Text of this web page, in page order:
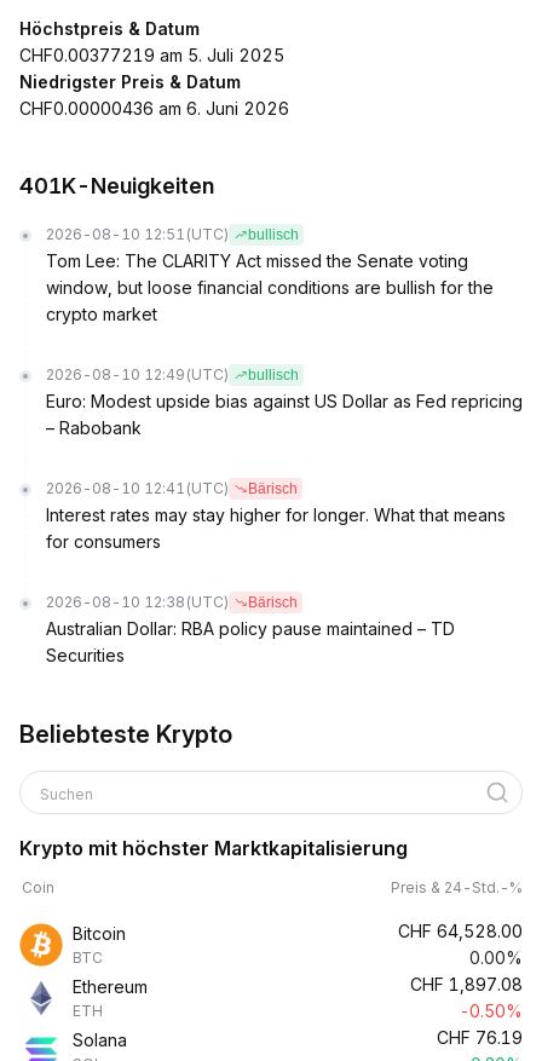
Höchstpreis & Datum
CHF0.00377219 am 5. Juli 2025
Niedrigster Preis & Datum
CHF0.00000436 am 6. Juni 2026
401K-Neuigkeiten
2026-08-10 12:51 (UTC) bullisch
Tom Lee: The CLARITY Act missed the Senate voting
window, but loose financial conditions are bullish for the
crypto market
2026-08-10 12:49 (UTC) bullisch
Euro: Modest upside bias against US Dollar as Fed repricing
– Rabobank
2026-08-10 12:41 (UTC) Bärisch
Interest rates may stay higher for longer. What that means
for consumers
2026-08-10 12:38 (UTC) Bärisch
Australian Dollar: RBA policy pause maintained – TD
Securities
Beliebteste Krypto
Suchen
Krypto mit höchster Marktkapitalisierung
Coin Preis & 24-Std.-%
Bitcoin
BTC
CHF 64,528.00
0.00%
Ethereum
ETH
CHF 1,897.08
-0.50%
Solana
CHF 76.19